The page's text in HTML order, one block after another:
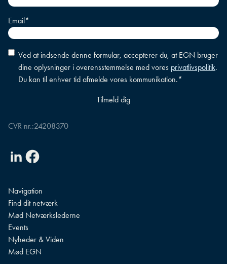
Email*
Accepter
betingelser*
Ved at indsende denne formular, accepterer du, at EGN bruger
dine oplysninger i overensstemmelse med vores privatlivspolitik.
Du kan til enhver tid afmelde vores kommunikation.*
CVR nr.:24208370
LinkedinFacebook
Navigation
Find dit netværk
Mød Netværkslederne
Events
Nyheder & Viden
Mød EGN